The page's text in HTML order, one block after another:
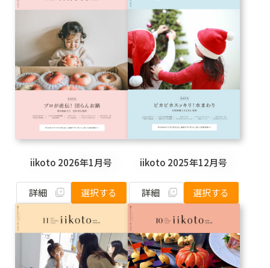
iikoto 2026年1月号
詳細 選択する
iikoto 2025年12月号
詳細 選択する